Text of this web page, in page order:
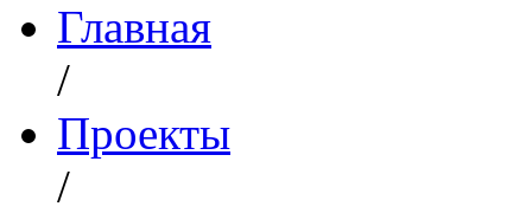
Главная
/
Проекты
/